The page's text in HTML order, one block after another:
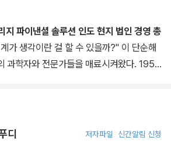
등에 대한 개념 설명과 함께 이론적 배경
제 업무에서 활용도를 높일 수 있도록 각
Julia 등 다양한 언어를 이용한 알
개한다.
지 파이낸셜 솔루션 인도 현지 법인 경영 총
가 생각이란 걸 할 수 있을까?" 이 단순해
과학자와 전문가들을 매료시켜왔다. 1950
머신 러닝과 인공지능에 대한 엄청난 관
했으며, 현재까지도 수많은 연구를 통해 놀
디 저자파일 신간알림 신청